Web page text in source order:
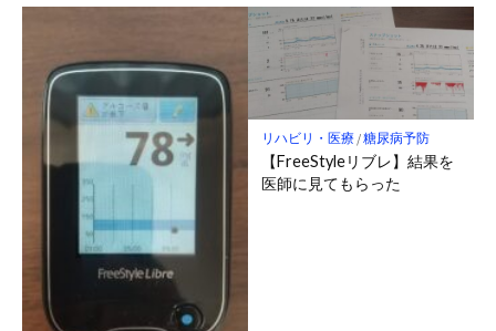
リハビリ・医療/糖尿病予防
【FreeStyleリブレ】結果を
医師に見てもらった